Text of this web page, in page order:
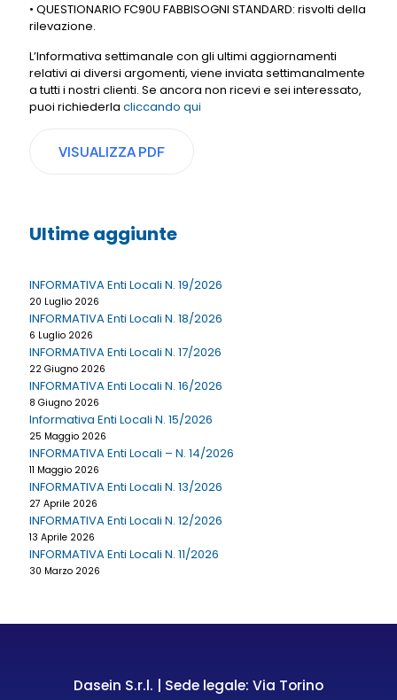
• QUESTIONARIO FC90U FABBISOGNI STANDARD: risvolti della
rilevazione.
L’Informativa settimanale con gli ultimi aggiornamenti
relativi ai diversi argomenti, viene inviata settimanalmente
a tutti i nostri clienti. Se ancora non ricevi e sei interessato,
puoi richiederla cliccando qui
VISUALIZZA PDF
Ultime aggiunte
INFORMATIVA Enti Locali N. 19/2026
20 Luglio 2026
INFORMATIVA Enti Locali N. 18/2026
6 Luglio 2026
INFORMATIVA Enti Locali N. 17/2026
22 Giugno 2026
INFORMATIVA Enti Locali N. 16/2026
8 Giugno 2026
Informativa Enti Locali N. 15/2026
25 Maggio 2026
INFORMATIVA Enti Locali – N. 14/2026
11 Maggio 2026
INFORMATIVA Enti Locali N. 13/2026
27 Aprile 2026
INFORMATIVA Enti Locali N. 12/2026
13 Aprile 2026
INFORMATIVA Enti Locali N. 11/2026
30 Marzo 2026
Dasein S.r.l. | Sede legale: Via Torino